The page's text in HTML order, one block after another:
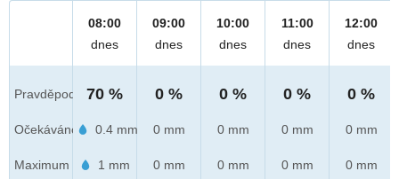
Pravděpod.
Očekáváno
Maximum
08:00
dnes
70 %
0.4 mm
1 mm
09:00
dnes
0 %
0 mm
0 mm
10:00
dnes
0 %
0 mm
0 mm
11:00
dnes
0 %
0 mm
0 mm
12:00
dnes
0 %
0 mm
0 mm